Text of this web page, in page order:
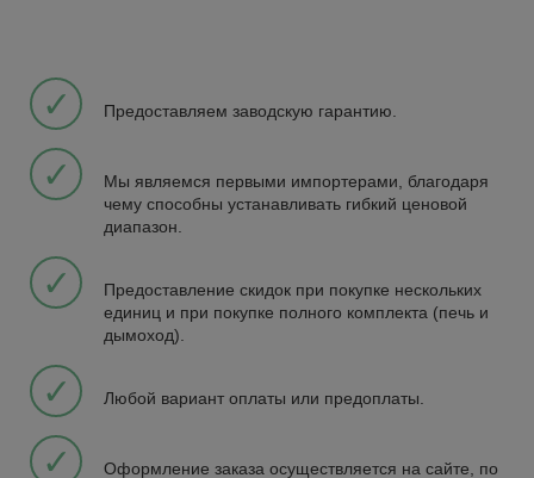
✓ Предоставляем заводскую гарантию.
✓
Мы являемся первыми импортерами, благодаря
чему способны устанавливать гибкий ценовой
диапазон.
✓
Предоставление скидок при покупке нескольких
единиц и при покупке полного комплекта (печь и
дымоход).
✓ Любой вариант оплаты или предоплаты.
✓
Оформление заказа осуществляется на сайте, по